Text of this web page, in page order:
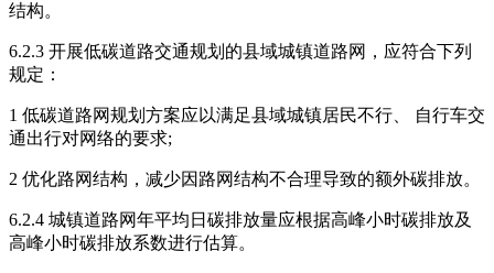
结构。
6.2.3 开展低碳道路交通规划的县域城镇道路网，应符合下列
规定：
1 低碳道路网规划方案应以满足县域城镇居民不行、 自行车交
通出行对网络的要求;
2 优化路网结构，减少因路网结构不合理导致的额外碳排放。
6.2.4 城镇道路网年平均日碳排放量应根据高峰小时碳排放及
高峰小时碳排放系数进行估算。